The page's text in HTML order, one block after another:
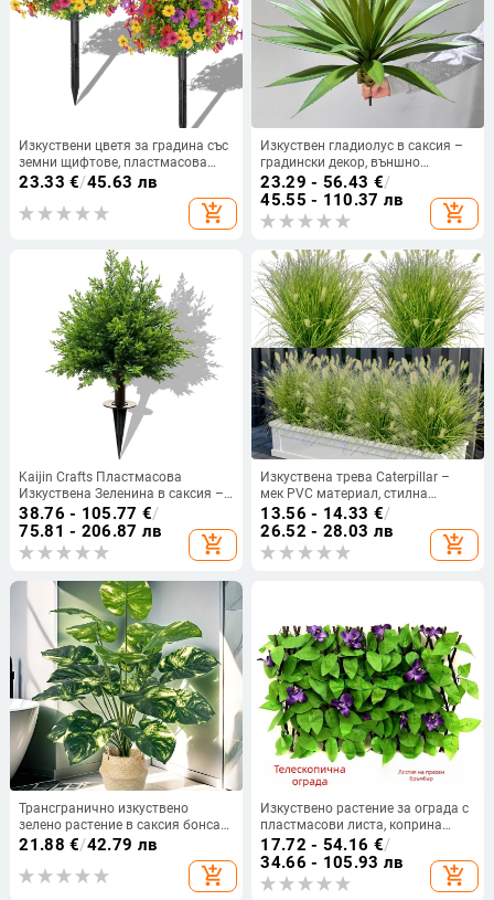
Изкуствени цветя за градина със
земни щифтове, пластмасова
изработка, инжекционно
формовани, марка Red garden
23.33 €/45.63 лв
add_shopping_cart
Изкуствен гладиолус в саксия –
градински декор, външно
озеленяване, реквизит за снимки,
материал: пластмаса, меко
лепило
23.29 - 56.43 €/
45.55 - 110.37 лв
add_shopping_cart
Kaijin Crafts Пластмасова
Изкуствена Зеленина в саксия –
Градински Декор, Реквизит за
снимки, 40361610006
38.76 - 105.77 €/
75.81 - 206.87 лв
add_shopping_cart
Изкуствена трева Caterpillar –
мек PVC материал, стилна
изработка, подходяща за сватби,
открити пространства,
фотосесии и домашна декорация
13.56 - 14.33 €/
26.52 - 28.03 лв
add_shopping_cart
Трансгранично изкуствено
зелено растение в саксия бонсай
за домашен декор, 18-глави
растение, декорация за дома
21.88 €/42.79 лв
add_shopping_cart
Изкуствено растение за ограда с
пластмасови листа, коприна
цветя и полиестерен плат;
инжекционно формована
технология; марка Five-color
grass; разновидност 8463247
17.72 - 54.16 €/
34.66 - 105.93 лв
add_shopping_cart